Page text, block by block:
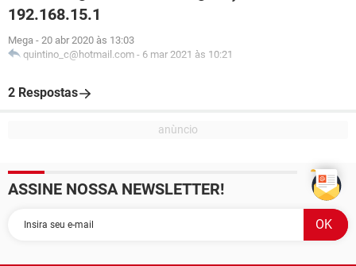
192.168.15.1
Mega - 20 abr 2020 às 13:03
quintino_c@hotmail.com - 6 mar 2021 às 10:21
2 Respostas
ASSINE NOSSA NEWSLETTER!